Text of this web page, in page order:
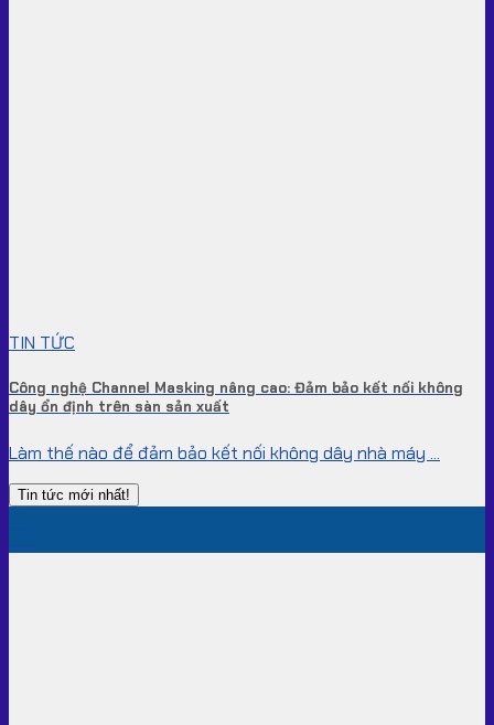
TIN TỨC
Công nghệ Channel Masking nâng cao: Đảm bảo kết nối không
dây ổn định trên sàn sản xuất
Làm thế nào để đảm bảo kết nối không dây nhà máy ...
Tin tức mới nhất!